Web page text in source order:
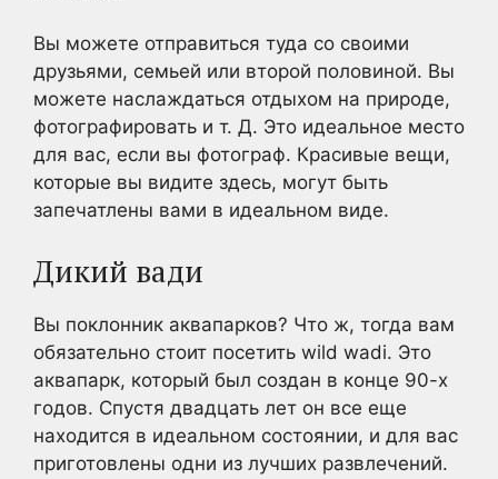
Вы можете отправиться туда со своими
друзьями, семьей или второй половиной. Вы
можете наслаждаться отдыхом на природе,
фотографировать и т. Д. Это идеальное место
для вас, если вы фотограф. Красивые вещи,
которые вы видите здесь, могут быть
запечатлены вами в идеальном виде.
Дикий вади
Вы поклонник аквапарков? Что ж, тогда вам
обязательно стоит посетить wild wadi. Это
аквапарк, который был создан в конце 90-х
годов. Спустя двадцать лет он все еще
находится в идеальном состоянии, и для вас
приготовлены одни из лучших развлечений.